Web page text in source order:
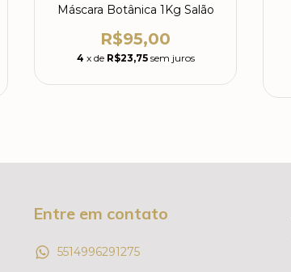
Máscara Botânica 1Kg Salão
R$95,00
4 x de R$23,75 sem juros
Entre em contato
5514996291275